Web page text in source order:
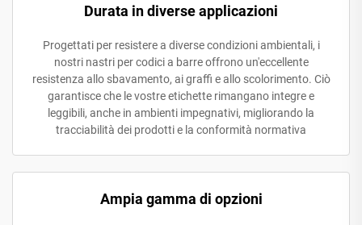
Durata in diverse applicazioni
Progettati per resistere a diverse condizioni ambientali, i
nostri nastri per codici a barre offrono un'eccellente
resistenza allo sbavamento, ai graffi e allo scolorimento. Ciò
garantisce che le vostre etichette rimangano integre e
leggibili, anche in ambienti impegnativi, migliorando la
tracciabilità dei prodotti e la conformità normativa
Ampia gamma di opzioni